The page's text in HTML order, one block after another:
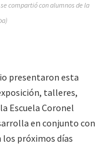
compartió con alumnos de la
presentaron esta
talleres,
Escuela Coronel
en conjunto con
próximos días